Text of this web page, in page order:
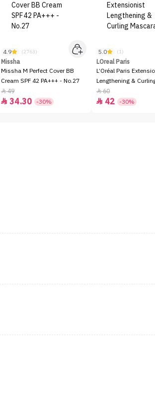
4.9 (2763)
Missha
Missha M Perfect Cover BB
Cream SPF 42 PA+++ - No.27
49
 34.30 -30%
5.0 (1)
LOreal Paris
L’Oréal Paris
Lengthening &
60
 42 -30%